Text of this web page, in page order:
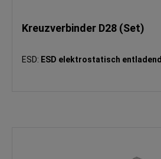
Kreuzverbinder D28 (Set)
ESD: ESD elektrostatisch entladend